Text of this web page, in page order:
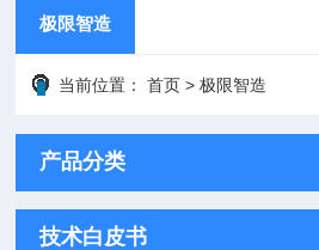
极限智造
当前位置：首页 >极限智造
产品分类
技术白皮书